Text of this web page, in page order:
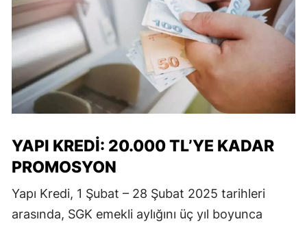
YAPI KREDI: 20.000 TL’YE KADAR
PROMOSYON
Yapı Kredi, 1 Şubat – 28 Şubat 2025 tarihleri
arasında, SGK emekli aylığını üç yıl boyunca